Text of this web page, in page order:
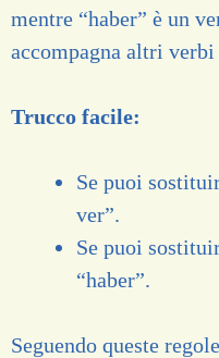
mentre “haber” è un
accompagna altri
Trucco facile:
Se puoi
ver”.
Se puoi
“haber”.
Seguendo queste